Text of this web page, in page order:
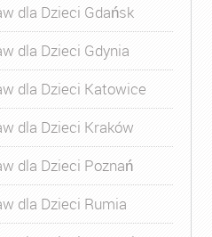
dla Dzieci Gdańsk
dla Dzieci Gdynia
dla Dzieci Katowice
dla Dzieci Kraków
dla Dzieci Poznań
dla Dzieci Rumia